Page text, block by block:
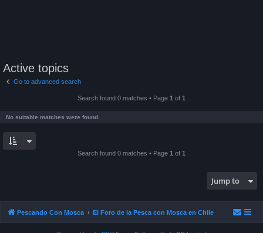
Active topics
Go to advanced search
Search found 0 matches • Page 1 of 1
No suitable matches were found.
Search found 0 matches • Page 1 of 1
Jump to
Pescando Con Mosca El Foro de la Pesca con Mosca en Chile